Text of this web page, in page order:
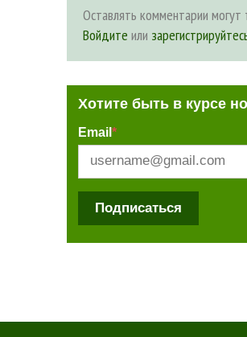
Оставлять комментарии могут
Войдите или
Хотите быть в курсе
Email *
Подписаться